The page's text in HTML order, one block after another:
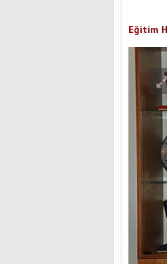
Eğitim